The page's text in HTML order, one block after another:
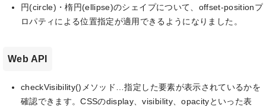
円(circle)・楕円(ellipse)のシェイプについて、offset-positionプ
ロパティによる位置指定が適用できるようになりました。
Web API
checkVisibility()メソッド…指定した要素が表示されているかを
確認できます。CSSのdisplay、visibility、opacityといった表